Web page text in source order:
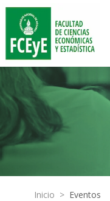
Inicio > Eventos